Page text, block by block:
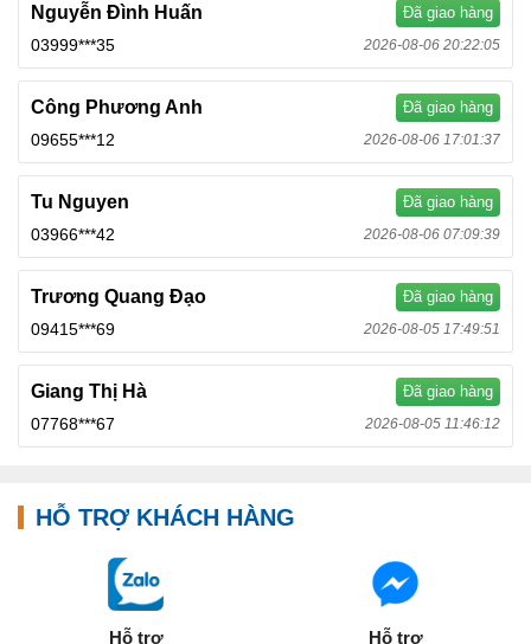
Nguyễn Đình Huấn Đã giao hàng
03999***35 2026-08-06 20:22:05
Công Phương Anh Đã giao hàng
09655***12 2026-08-06 17:01:37
Tu Nguyen Đã giao hàng
03966***42 2026-08-06 07:09:39
Trương Quang Đạo Đã giao hàng
09415***69 2026-08-05 17:49:51
Giang Thị Hà Đã giao hàng
07768***67 2026-08-05 11:46:12
HỖ TRỢ KHÁCH HÀNG
Hỗ trợ Hỗ trợ